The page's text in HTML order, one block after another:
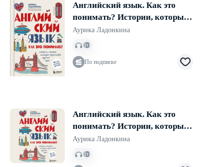
Английский язык. Как это
понимать? Истории, которые
помогут эффективно изучать
язык
Аурика Ладонкина
По подписке
Английский язык. Как это
понимать? Истории, которые
помогут эффективно изучать
язык
Аурика Ладонкина